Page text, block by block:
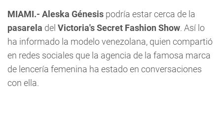
MIAMI.- Aleska Génesis podría estar cerca de la
pasarela del Victoria's Secret Fashion Show. Así lo
ha informado la modelo venezolana, quien compartió
en redes sociales que la agencia de la famosa marca
de lencería femenina ha estado en conversaciones
con ella.